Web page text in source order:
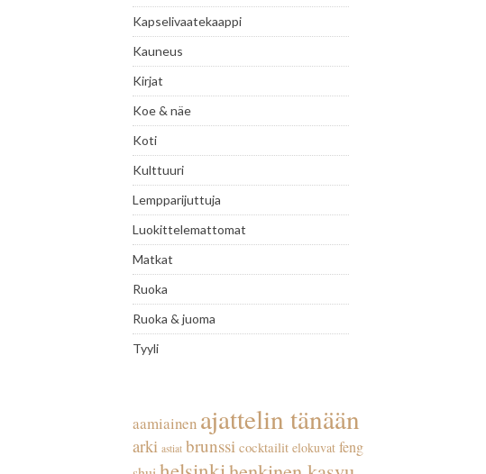
Kapselivaatekaappi
Kauneus
Kirjat
Koe & näe
Koti
Kulttuuri
Lempparijuttuja
Luokittelemattomat
Matkat
Ruoka
Ruoka & juoma
Tyyli
aamiainen ajattelin tänään
arki astiat brunssi cocktailit elokuvat feng